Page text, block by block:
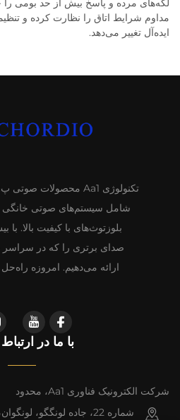
لکه‌های مرده و پاسخ بیش از حد بومی
مداوم شرایط اتاق را نظارت کرده و
ایده‌آل تغییر می‌دهد.
شامل سیستم‌های صوتی خانگی
صدای برتری را که در سراسر
ارائه می‌دهیم. امروزه
با ما در
شرکت الکترونیک فناوری Aa1، محدود
شماره 22، جاده لونگگو،